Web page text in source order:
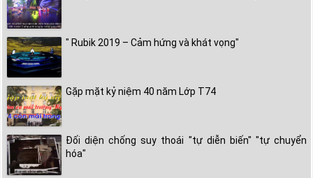
" Rubik 2019 – Cảm hứng và khát vọng"
Gặp mặt kỷ niệm 40 năm Lớp T74
Đối diện chống suy thoái "tự diễn biến" "tự chuyển
hóa"